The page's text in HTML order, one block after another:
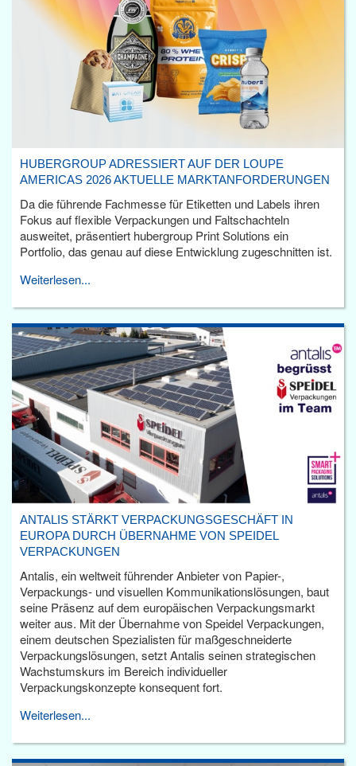
HUBERGROUP ADRESSIERT AUF DER LOUPE
AMERICAS 2026 AKTUELLE MARKTANFORDERUNGEN
Da die führende Fachmesse für Etiketten und Labels ihren
Fokus auf flexible Verpackungen und Faltschachteln
ausweitet, präsentiert hubergroup Print Solutions ein
Portfolio, das genau auf diese Entwicklung zugeschnitten ist.
Weiterlesen...
ANTALIS STÄRKT VERPACKUNGSGESCHÄFT IN
EUROPA DURCH ÜBERNAHME VON SPEIDEL
VERPACKUNGEN
Antalis, ein weltweit führender Anbieter von Papier-,
Verpackungs- und visuellen Kommunikationslösungen, baut
seine Präsenz auf dem europäischen Verpackungsmarkt
weiter aus. Mit der Übernahme von Speidel Verpackungen,
einem deutschen Spezialisten für maßgeschneiderte
Verpackungslösungen, setzt Antalis seinen strategischen
Wachstumskurs im Bereich individueller
Verpackungskonzepte konsequent fort.
Weiterlesen...